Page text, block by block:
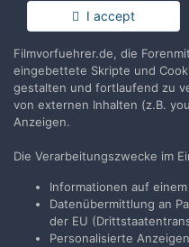
Erstelle ein
an, um zu
Du musst ein
ist
Neues
I accept
Filmvorfuehrer.de, die
eingebettete Skripte und
gestalten und fortlaufend zu
von externen Inhalten (z.B.
Anzeigen.
Die Verarbeitungszwecke im
Informationen auf
Datenübermittlung an
der EU
Personalisierte